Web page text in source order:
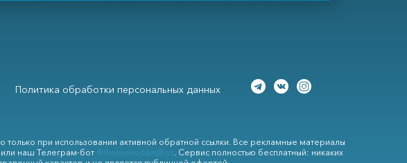
Политика обработки персональных данных
при использовании активной обратной ссылки. Все рекламные материалы
или наш Телеграм-бот
. Сервис полностью бесплатный: никаких